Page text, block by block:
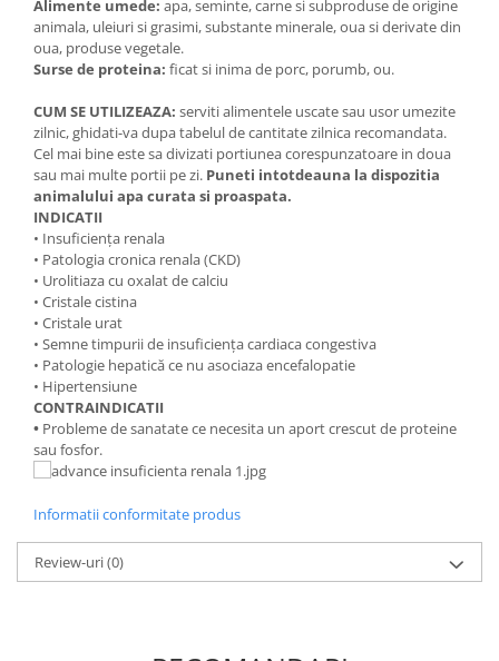
Alimente umede: apa, seminte, carne si subproduse de origine
animala, uleiuri si grasimi, substante minerale, oua si derivate din
oua, produse vegetale.
Surse de proteina: ficat si inima de porc, porumb, ou.
CUM SE UTILIZEAZA: serviti alimentele uscate sau usor umezite
zilnic, ghidati-va dupa tabelul de cantitate zilnica recomandata.
Cel mai bine este sa divizati portiunea corespunzatoare in doua
sau mai multe portii pe zi. Puneti intotdeauna la dispozitia
animalului apa curata si proaspata.
INDICATII
• Insuficienţa renala
• Patologia cronica renala (CKD)
• Urolitiaza cu oxalat de calciu
• Cristale cistina
• Cristale urat
• Semne timpurii de insuficienţa cardiaca congestiva
• Patologie hepatică ce nu asociaza encefalopatie
• Hipertensiune
CONTRAINDICATII
• Probleme de sanatate ce necesita un aport crescut de proteine
sau fosfor.
Informatii conformitate produs
Review-uri(0)